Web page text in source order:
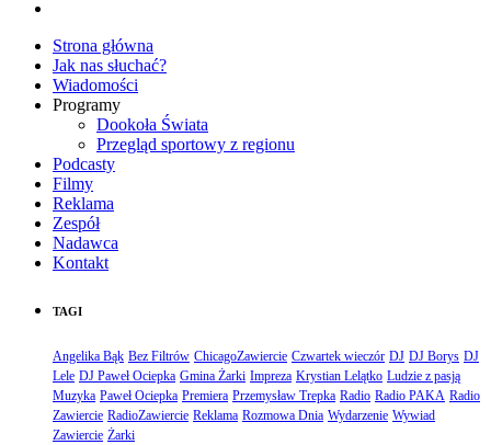
Strona główna
Jak nas słuchać?
Wiadomości
Programy
Dookoła Świata
Przegląd sportowy z regionu
Podcasty
Filmy
Reklama
Zespół
Nadawca
Kontakt
TAGI
Angelika Bąk Bez Filtrów ChicagoZawiercie Czwartek wieczór DJ DJ Borys DJ
Lele DJ Paweł Ociepka Gmina Żarki Impreza Krystian Lelątko Ludzie z pasją
Muzyka Paweł Ociepka Premiera Przemysław Trepka Radio Radio PAKA Radio
Zawiercie RadioZawiercie Reklama Rozmowa Dnia Wydarzenie Wywiad
Zawiercie Żarki